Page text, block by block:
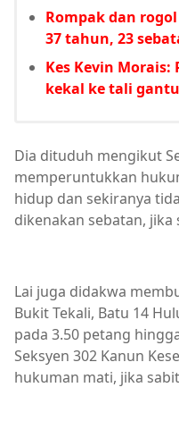
Rompak dan
37 tahun, 23
Kes Kevin
kekal ke tali
Dia dituduh mengikut
memperuntukkan
hidup dan sekiranya
dikenakan sebatan, jika
Lai juga didakwa
Bukit Tekali, Batu 14
pada 3.50 petang
Seksyen 302 Kanun
hukuman mati, jika